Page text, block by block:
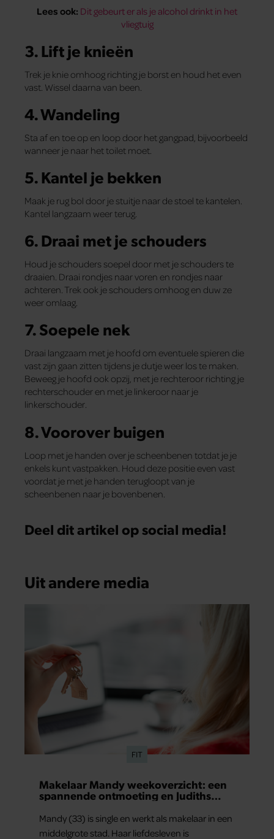
Lees ook: Dit gebeurt er als je alcohol drinkt in het
vliegtuig
3. Lift je knieën
Trek je knie omhoog richting je borst en houd het even
vast. Wissel daarna van been.
4. Wandeling
Sta af en toe op en loop door het gangpad, bijvoorbeeld
wanneer je naar het toilet moet.
5. Kantel je bekken
Maak je rug bol door je stuitje naar de stoel te kantelen.
Kantel langzaam weer terug.
6. Draai met je schouders
Houd je schouders soepel door met je schouders te
draaien. Draai rondjes naar voren en rondjes naar
achteren. Trek ook je schouders omhoog en duw ze
weer omlaag.
7. Soepele nek
Draai langzaam met je hoofd om eventuele spieren die
vast zijn gaan zitten tijdens je dutje weer los te maken.
Beweeg je hoofd ook opzij, met je rechteroor richting je
rechterschouder en met je linkeroor naar je
linkerschouder.
8. Voorover buigen
Loop met je handen over je scheenbenen totdat je je
enkels kunt vastpakken. Houd deze positie even vast
voordat je met je handen terugloopt van je
scheenbenen naar je bovenbenen.
Deel dit artikel op social media!
Uit andere media
FIT
Makelaar Mandy weekoverzicht: een
spannende ontmoeting en Judiths
Mandy (33) is single en werkt als makelaar in een
middelgrote stad. Haar liefdesleven is